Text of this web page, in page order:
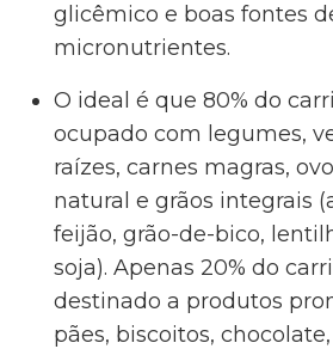
glicêmico e boas fontes
micronutrientes.
O ideal é que 80% do
ocupado com legumes,
raízes, carnes magras,
natural e grãos integrais
feijão, grão-de-bico,
soja). Apenas 20% do
destinado a produtos
pães, biscoitos,